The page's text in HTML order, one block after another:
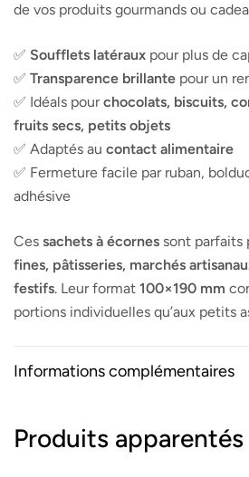
de vos produits gourmands ou
✅ Soufflets latéraux pour plus de
✅ Transparence brillante pour un
✅ Idéals pourchocolats, biscuits,
fruits secs, petits objets
✅ Adaptés au contact alimentaire
✅ Fermeture facile par ruban,
adhésive
Ces sachets à écornes sont parfaits
fines, pâtisseries, marchés
festifs. Leur format 100×190 mm
portions individuelles qu’aux petits
Informations complémentaires
Produits apparentés